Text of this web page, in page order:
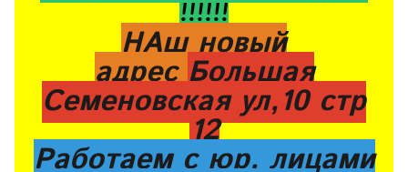
!!!!!!
НАш новый
адресБольшая
Семеновская ул,10 стр
12
Работаем с юр. лицами